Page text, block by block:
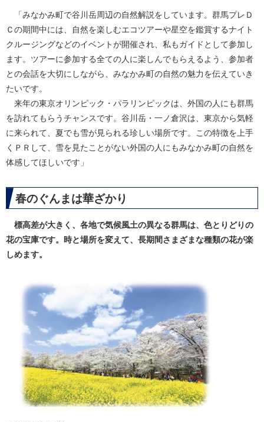
「みなかみ町で谷川岳周辺の自然解説をしています。群馬プレＤ
Ｃの期間中には、自然を楽しむエコツアーや星空を鑑賞するナイト
クルージングなどのイベントが開催され、私もガイドとして参加し
ます。ツアーに参加する全ての人に楽しんでもらえるよう、参加者
との会話を大切にしながら、みなかみ町の自然の魅力を伝えていき
たいです。
来年の東京オリンピック・パラリンピックは、外国の人にも群馬
を訪れてもらうチャンスです。谷川岳・一ノ倉沢は、東京から気軽
に来られて、夏でも雪が見られる珍しい場所です。この特徴を上手
くＰＲして、雪を見たことがない外国の人にもみなかみ町の自然を
体感してほしいです」
春のぐんまは華ざかり
標高差が大きく、各地で気候風土の異なる群馬は、色とりどりの
花の宝庫です。時と場所を変えて、長期間さまざまな種類の花が楽
しめます。